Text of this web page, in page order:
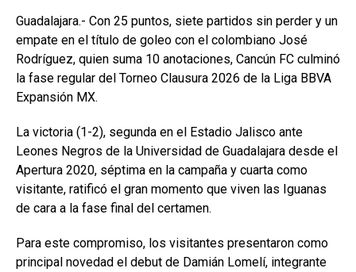
Guadalajara.- Con 25 puntos, siete partidos sin perder y un
empate en el título de goleo con el colombiano José
Rodríguez, quien suma 10 anotaciones, Cancún FC culminó
la fase regular del Torneo Clausura 2026 de la Liga BBVA
Expansión MX.
La victoria (1-2), segunda en el Estadio Jalisco ante
Leones Negros de la Universidad de Guadalajara desde el
Apertura 2020, séptima en la campaña y cuarta como
visitante, ratificó el gran momento que viven las Iguanas
de cara a la fase final del certamen.
Para este compromiso, los visitantes presentaron como
principal novedad el debut de Damián Lomelí, integrante